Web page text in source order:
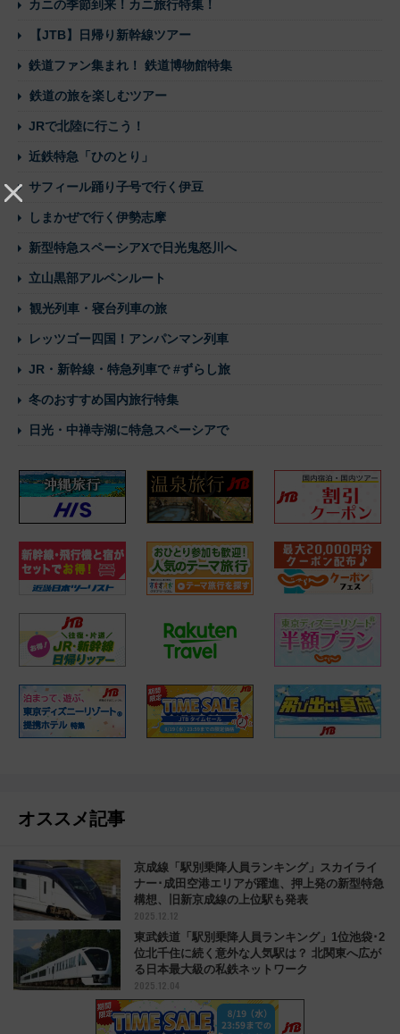
カニの季節到来！カニ旅行特集！
【JTB】日帰り新幹線ツアー
鉄道ファン集まれ！ 鉄道博物館特集
鉄道の旅を楽しむツアー
JRで北陸に行こう！
近鉄特急「ひのとり」
サフィール踊り子号で行く伊豆
しまかぜで行く伊勢志摩
新型特急スペーシアXで日光鬼怒川へ
立山黒部アルペンルート
観光列車・寝台列車の旅
レッツゴー四国！アンパンマン列車
JR・新幹線・特急列車で #ずらし旅
冬のおすすめ国内旅行特集
日光・中禅寺湖に特急スペーシアで
オススメ記事
京成線「駅別乗降人員ランキング」スカイライ
ナー･成田空港エリアが躍進、押上発の新型特急
構想、旧新京成線の上位駅も発表
2025.12.12
東武鉄道「駅別乗降人員ランキング」1位池袋･2
位北千住に続く意外な人気駅は？ 北関東へ広が
る日本最大級の私鉄ネットワーク
2025.12.04